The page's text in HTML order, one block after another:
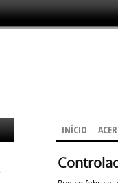
INÍCIO